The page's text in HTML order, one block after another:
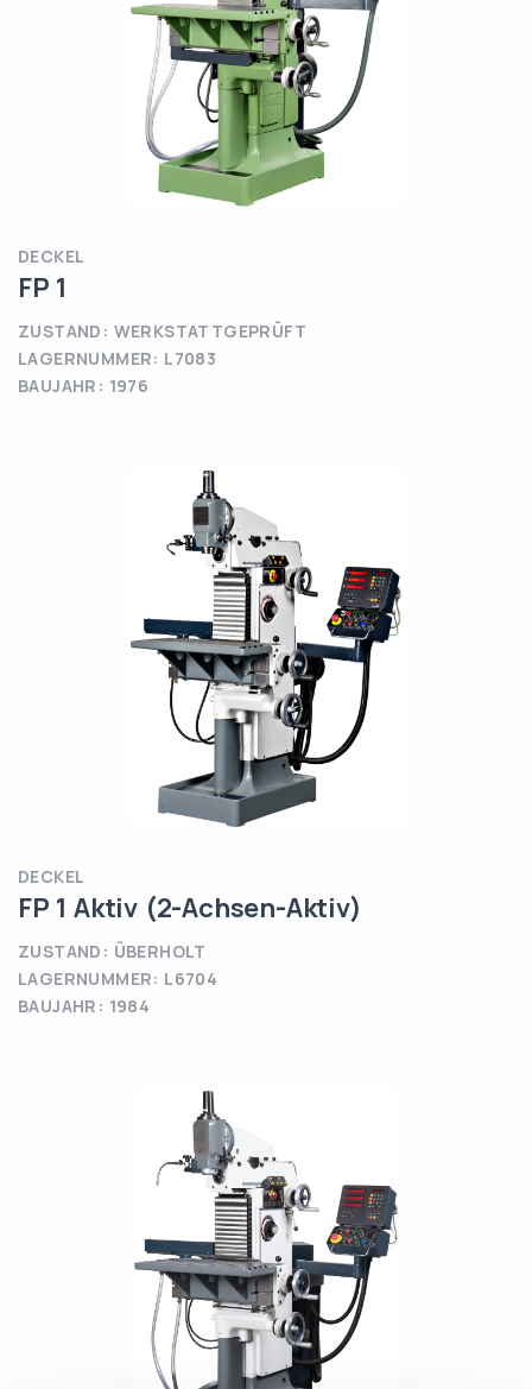
DECKEL
FP 1
ZUSTAND: WERKSTATTGEPRÜFT
LAGERNUMMER: L7083
BAUJAHR: 1976
DECKEL
FP 1 Aktiv (2-Achsen-Aktiv)
ZUSTAND: ÜBERHOLT
LAGERNUMMER: L6704
BAUJAHR: 1984